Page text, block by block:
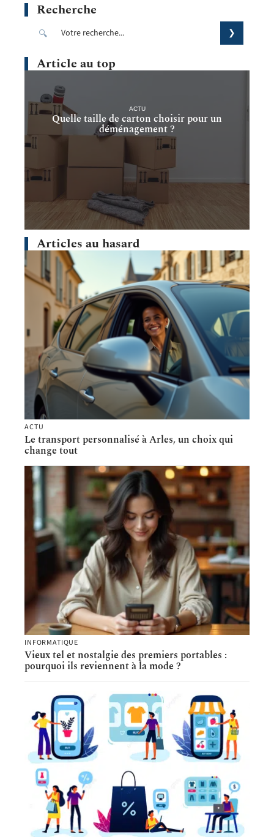
Recherche
Article au top
ACTU
Quelle taille de carton choisir pour un
déménagement ?
Articles au hasard
ACTU
Le transport personnalisé à Arles, un choix qui
change tout
INFORMATIQUE
Vieux tel et nostalgie des premiers portables :
pourquoi ils reviennent à la mode ?